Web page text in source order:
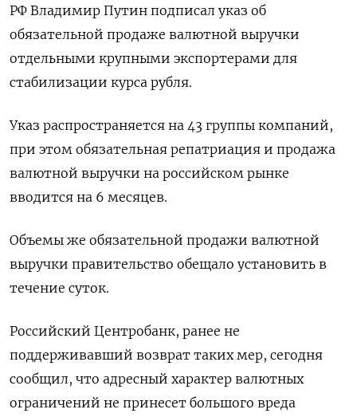
РФ Владимир Путин подписал указ об
обязательной продаже валютной выручки
отдельными крупными экспортерами для
стабилизации курса рубля.
Указ распространяется на 43 группы компаний,
при этом обязательная репатриация и продажа
валютной выручки на российском рынке
вводится на 6 месяцев.
Объемы же обязательной продажи валютной
выручки правительство обещало установить в
течение суток.
Российский Центробанк, ранее не
поддерживавший возврат таких мер, сегодня
сообщил, что адресный характер валютных
ограничений не принесет большого вреда